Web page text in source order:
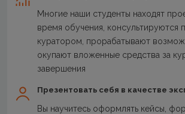
Многие наши студенты находят
время обучения, консультируются
куратором, прорабатывают
окупают вложенные средства за
завершения
Презентовать себя в качестве
Вы научитесь оформлять кейсы,